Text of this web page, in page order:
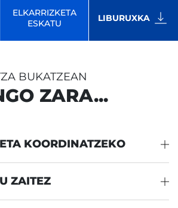
ELKARRIZKETA
ESKATU
LIBURUXKA
BUKATZEAN
ZARA...
KOORDINATZEKO
ZAITEZ